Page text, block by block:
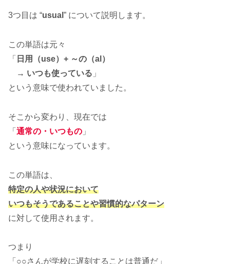
3つ目は “usual ” について説明します。
この単語は元々
「 日用（use）+ ～の（al）
→ いつも使っている 」
という意味で使われていました。
そこから変わり、現在では
「 通常の・いつもの 」
という意味になっています。
この単語は、
特定の人や状況において
いつもそうであることや習慣的なパターン
に対して使用されます。
つまり
「○○さんが学校に遅刻することは普通だ」